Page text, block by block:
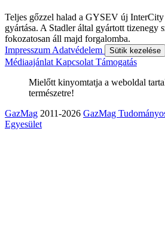
Teljes gőzzel halad a GYSEV új
gyártása. A Stadler által gyártott tizenegy
fokozatosan áll majd forgalomba.
Impresszum Adatvédelem Sütik kezelése
Médiaajánlat Kapcsolat Támogatás
Mielőtt kinyomtatja a weboldal
természetre!
GazMag 2011-2026 GazMag
Egyesület